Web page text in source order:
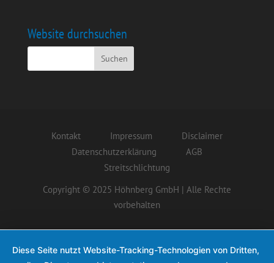
Website durchsuchen
Kontakt Impressum
Disclaimer
Datenschutzerklärung
AGB
Streitschlichtung
Copyright © 2025 Höhnberg GmbH | Alle Rechte
vorbehalten
Diese Seite nutzt Website-Tracking-Technologien von Dritten,